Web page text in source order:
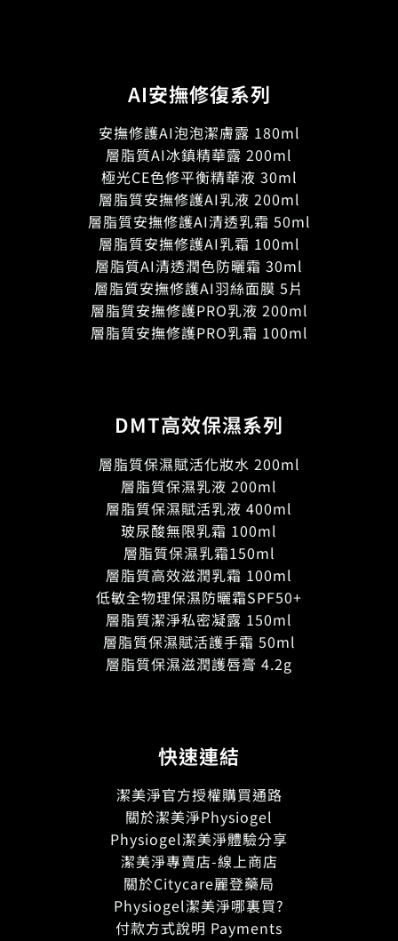
AI安撫修復系列
安撫修護AI泡泡潔膚露 180ml
層脂質AI冰鎮精華露 200ml
極光CE色修平衡精華液 30ml
層脂質安撫修護AI乳液 200ml
層脂質安撫修護AI清透乳霜 50ml
層脂質安撫修護AI乳霜 100ml
層脂質AI清透潤色防曬霜 30ml
層脂質安撫修護AI羽絲面膜 5片
層脂質安撫修護PRO乳液 200ml
層脂質安撫修護PRO乳霜 100ml
DMT高效保濕系列
層脂質保濕賦活化妝水 200ml
層脂質保濕乳液 200ml
層脂質保濕賦活乳液 400ml
玻尿酸無限乳霜 100ml
層脂質保濕乳霜150ml
層脂質高效滋潤乳霜 100ml
低敏全物理保濕防曬霜SPF50+
層脂質潔淨私密凝露 150ml
層脂質保濕賦活護手霜 50ml
層脂質保濕滋潤護唇膏 4.2g
快速連結
潔美淨官方授權購買通路
關於潔美淨Physiogel
Physiogel潔美淨體驗分享
潔美淨專賣店-線上商店
關於Citycare麗登藥局
Physiogel潔美淨哪裏買?
付款方式說明 Payments